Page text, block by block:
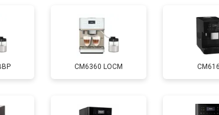
от 80 мин от 2500 ₽
CM6360 LOCM